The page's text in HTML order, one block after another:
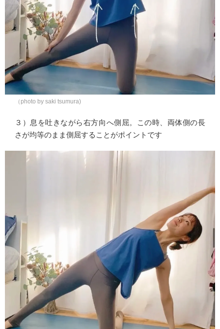
（photo by saki tsumura)
３）息を吐きながら右方向へ側屈。この時、両体側の長
さが均等のまま側屈することがポイントです